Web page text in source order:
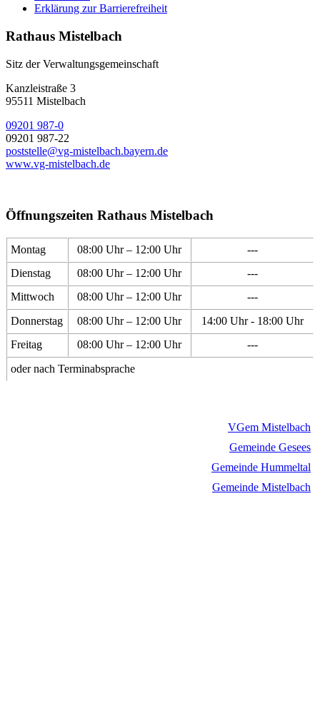
Erklärung zur Barrierefreiheit
Rathaus Mistelbach
Sitz der Verwaltungsgemeinschaft
Kanzleistraße 3
95511 Mistelbach
09201 987-0
09201 987-22
poststelle@vg-mistelbach.bayern.de
www.vg-mistelbach.de
Öffnungszeiten Rathaus Mistelbach
Montag 08:00 Uhr – 12:00 Uhr
---
Dienstag
08:00 Uhr – 12:00 Uhr
---
Mittwoch
08:00 Uhr – 12:00 Uhr
---
Donnerstag
08:00 Uhr – 12:00 Uhr
14:00 Uhr - 18:00 Uhr
Freitag
08:00 Uhr – 12:00 Uhr
---
oder nach Terminabsprache
VGem Mistelbach
Gemeinde Gesees
Gemeinde Hummeltal
Gemeinde Mistelbach